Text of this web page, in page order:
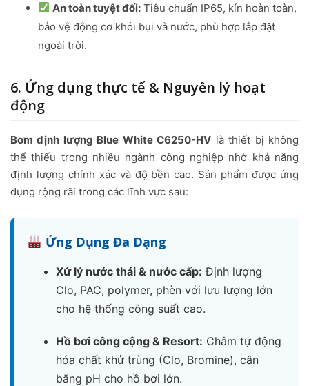
An toàn tuyệt đối:Tiêu chuẩn IP65, kín hoàn toàn,
bảo vệ động cơ khỏi bụi và nước, phù hợp lắp đặt
ngoài trời.
6. Ứng dụng thực tế & Nguyên lý hoạt
động
Bơm định lượng Blue White C6250-HV là thiết bị không
thể thiếu trong nhiều ngành công nghiệp nhờ khả năng
định lượng chính xác và độ bền cao. Sản phẩm được ứng
dụng rộng rãi trong các lĩnh vực sau:
Ứng Dụng Đa Dạng
Xử lý nước thải & nước cấp: Định lượng
Clo, PAC, polymer, phèn với lưu lượng lớn
cho hệ thống công suất cao.
Hồ bơi công cộng & Resort: Châm tự động
hóa chất khử trùng (Clo, Bromine), cân
bằng pH cho hồ bơi lớn.